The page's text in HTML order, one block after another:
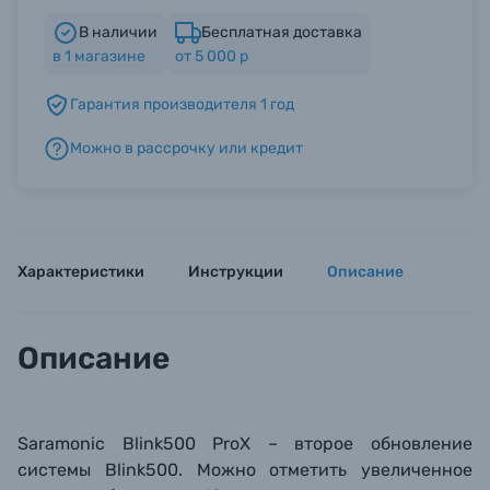
Б/У фототехника (Комиссионные товары)
В наличии
в 1 магазине
Бесплатная доставка
от 5 000 р
Гарантия производителя 1 год
Можно в рассрочку или кредит
Характеристики Инструкции Описание
Описание
Saramonic Blink500 ProX – второе обновление
системы Blink500. Можно отметить увеличенное